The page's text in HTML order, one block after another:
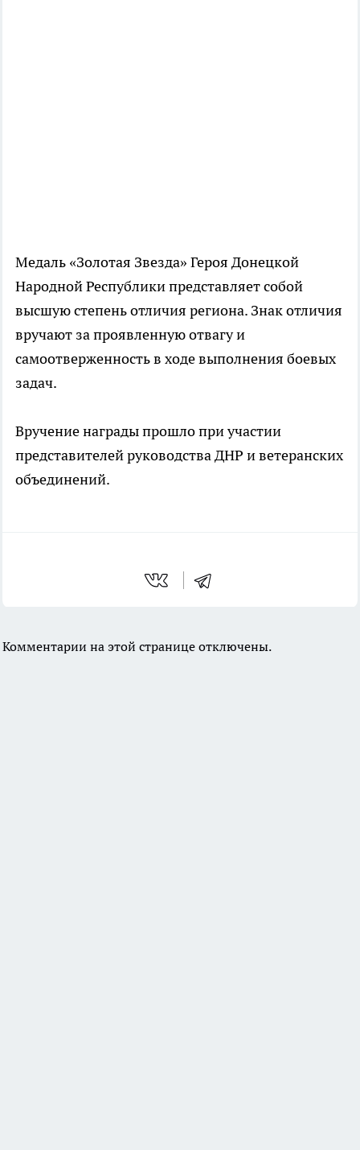
Медаль «Золотая Звезда» Героя Донецкой
Народной Республики представляет собой
высшую степень отличия региона. Знак отличия
вручают за проявленную отвагу и
самоотверженность в ходе выполнения боевых
задач.
Вручение награды прошло при участии
представителей руководства ДНР и ветеранских
объединений.
Комментарии на этой странице отключены.